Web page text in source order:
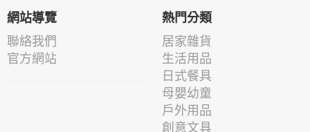
網站導覽
聯絡我們
官方網站
熱門分類
居家雜貨
生活用品
日式餐具
母嬰幼童
戶外用品
創意文具